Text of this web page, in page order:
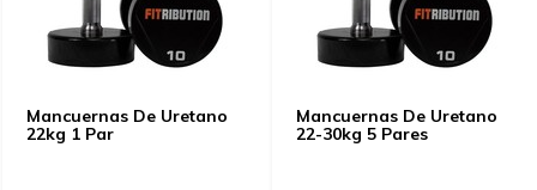
Mancuernas De Uretano
22kg 1 Par
Mancuernas De Uretano
22-30kg 5 Pares